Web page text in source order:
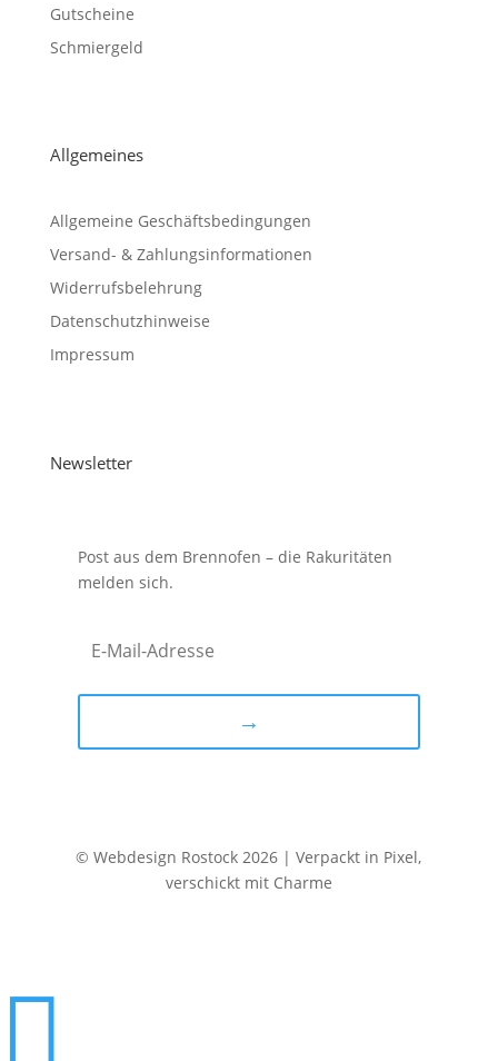
Gutscheine
Schmiergeld
Allgemeines
Allgemeine Geschäftsbedingungen
Versand- & Zahlungsinformationen
Widerrufsbelehrung
Datenschutzhinweise
Impressum
Newsletter
Post aus dem Brennofen – die Rakuritäten
melden sich.
→
© Webdesign Rostock 2026 | Verpackt in Pixel,
verschickt mit Charme
